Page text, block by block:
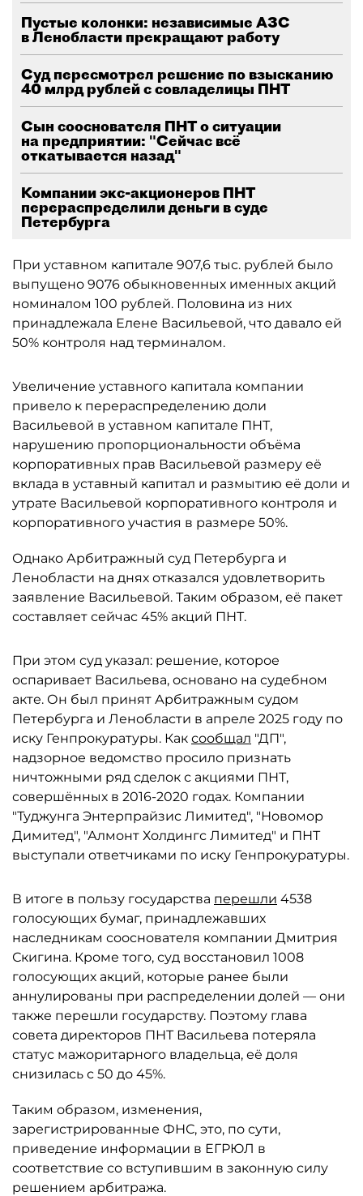
Пустые колонки: независимые АЗС
в Ленобласти прекращают работу
Суд пересмотрел решение по взысканию
40 млрд рублей с совладелицы ПНТ
Сын сооснователя ПНТ о ситуации
на предприятии: "Сейчас всё
откатывается назад"
Компании экс-акционеров ПНТ
перераспределили деньги в суде
Петербурга
При уставном капитале 907,6 тыс. рублей было
выпущено 9076 обыкновенных именных акций
номиналом 100 рублей. Половина из них
принадлежала Елене Васильевой, что давало ей
50% контроля над терминалом.
Увеличение уставного капитала компании
привело к перераспределению доли
Васильевой в уставном капитале ПНТ,
нарушению пропорциональности объёма
корпоративных прав Васильевой размеру её
вклада в уставный капитал и размытию её доли и
утрате Васильевой корпоративного контроля и
корпоративного участия в размере 50%.
Однако Арбитражный суд Петербурга и
Ленобласти на днях отказался удовлетворить
заявление Васильевой. Таким образом, её пакет
составляет сейчас 45% акций ПНТ.
При этом суд указал: решение, которое
оспаривает Васильева, основано на судебном
акте. Он был принят Арбитражным судом
Петербурга и Ленобласти в апреле 2025 году по
иску Генпрокуратуры. Как сообщал "ДП",
надзорное ведомство просило признать
ничтожными ряд сделок с акциями ПНТ,
совершённых в 2016-2020 годах. Компании
"Туджунга Энтерпрайзис Лимитед", "Новомор
Димитед", "Алмонт Холдингс Лимитед" и ПНТ
выступали ответчиками по иску Генпрокуратуры.
В итоге в пользу государства перешли 4538
голосующих бумаг, принадлежавших
наследникам сооснователя компании Дмитрия
Скигина. Кроме того, суд восстановил 1008
голосующих акций, которые ранее были
аннулированы при распределении долей — они
также перешли государству. Поэтому глава
совета директоров ПНТ Васильева потеряла
статус мажоритарного владельца, её доля
снизилась с 50 до 45%.
Таким образом, изменения,
зарегистрированные ФНС, это, по сути,
приведение информации в ЕГРЮЛ в
соответствие со вступившим в законную силу
решением арбитража.